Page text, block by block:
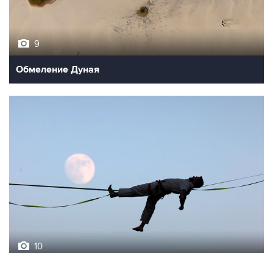
9
Обмеление Дуная
10